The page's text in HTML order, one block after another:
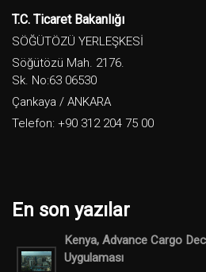
T.C. Ticaret Bakanlığı
SÖĞÜTÖZÜ YERLEŞKESİ
Söğütözü Mah. 2176.
Sk. No:63 06530
Çankaya / ANKARA
Telefon: +90 312 204 75 00
En son yazılar
Kenya, Advance Cargo
Uygulaması